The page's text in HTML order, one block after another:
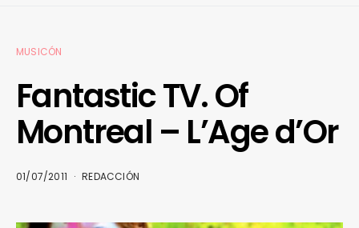
MUSICÓN
Fantastic TV. Of
Montreal – L’Age d’Or
01/07/2011 REDACCIÓN